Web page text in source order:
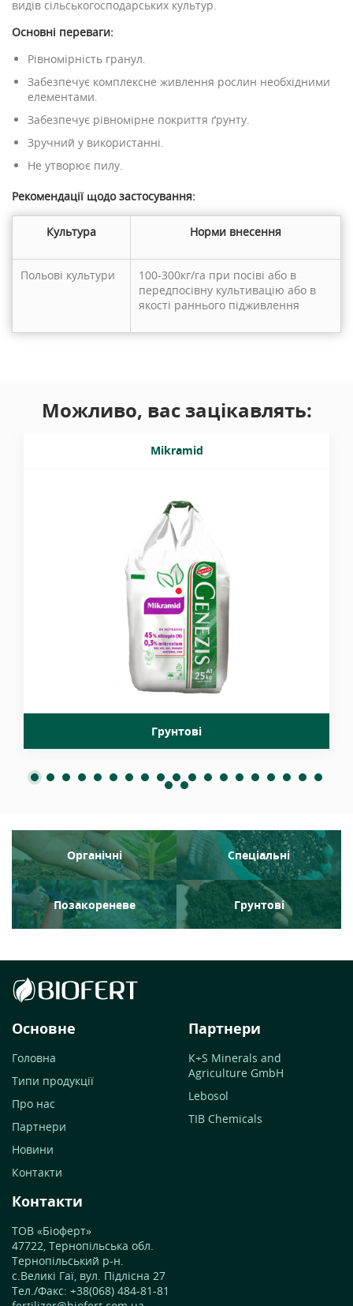
видів сільськогосподарських культур.
Основні переваги:
Рівномірність гранул.
Забезпечує комплексне живлення рослин необхідними
елементами.
Забезпечує рівномірне покриття ґрунту.
Зручний у використанні.
Не утворює пилу.
Рекомендації щодо застосування:
Культура Норми внесення
Польові культури
100-300кг/га при посіві або в
передпосівну культивацію або в
якості раннього підживлення
Можливо, вас зацікавлять:
Mikramid
Грунтові
Азотне добриво з мікроелементами
Органічні Спеціальні
Позакореневе Грунтові
Основне
Головна
Типи продукції
Про нас
Партнери
Новини
Контакти
Партнери
К+S Minerals and
Agriculture GmbH
Lebosol
TIB Chemicals
Контакти
ТОВ «Біоферт»
47722, Тернопільська обл.
Тернопільський р-н.
с.Великі Гаї, вул. Підлісна 27
Тел./Факс: +38(068) 484-81-81